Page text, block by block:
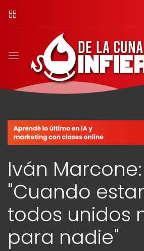
Iván Marcone:
"Cuando
todos unidos
para nadie"